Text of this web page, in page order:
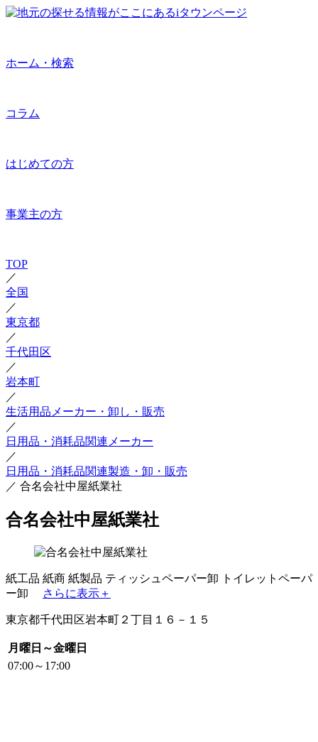
ホーム・検索
コラム
はじめての方
事業主の方
TOP
／
全国
／
東京都
／
千代田区
／
岩本町
／
生活用品メーカー・卸し・販売
／
日用品・消耗品関連メーカー
／
日用品・消耗品関連製造・卸・販売
／ 合名会社中屋紙業社
合名会社中屋紙業社
紙工品 紙商 紙製品 ティッシュペーパー卸
トイレットペーパ
ー卸
さらに表示＋
東京都千代田区岩本町２丁目１６－１５
月曜日～金曜日
07:00～17:00